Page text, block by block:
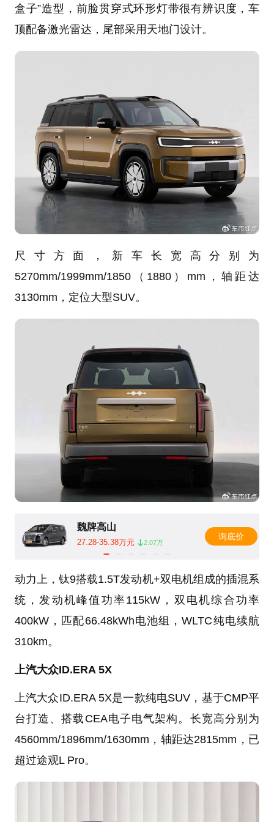
盒子”造型，前脸贯穿式环形灯带很有辨识度，车
顶配备激光雷达，尾部采用天地门设计。
尺寸方面，新车长宽高分别为
5270mm/1999mm/1850（1880）mm，轴距达
3130mm，定位大型SUV。
魏牌高山
27.28-35.38万元 2.07万
询底价
动力上，钛9搭载1.5T发动机+双电机组成的插混系
统，发动机峰值功率115kW，双电机综合功率
400kW，匹配66.48kWh电池组，WLTC纯电续航
310km。
上汽大众ID.ERA 5X
上汽大众ID.ERA 5X是一款纯电SUV，基于CMP平
台打造、搭载CEA电子电气架构。长宽高分别为
4560mm/1896mm/1630mm，轴距达2815mm，已
超过途观L Pro。